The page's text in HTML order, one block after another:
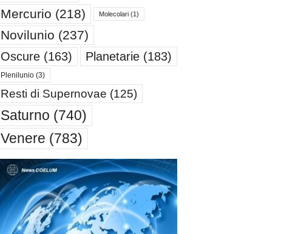
Mercurio (218) Molecolari(1)
Novilunio (237)
Oscure(163) Planetarie(183)
Plenilunio(3)
Resti di Supernovae (125)
Saturno (740)
Venere (783)